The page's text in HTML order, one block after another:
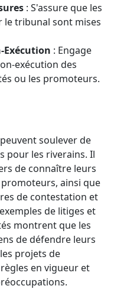
: S'assure que les
le tribunal sont mises
Exécution : Engage
exécution des
ou les promoteurs.
soulever de
pour les riverains. Il
de connaître leurs
ainsi que
de contestation et
de litiges et
montrent que les
de défendre leurs
projets de
en vigueur et